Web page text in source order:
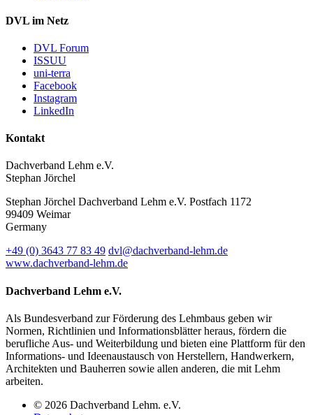
DVL im Netz
DVL Forum
ISSUU
uni-terra
Facebook
Instagram
LinkedIn
Kontakt
Dachverband Lehm e.V.
Stephan Jörchel
Stephan Jörchel Dachverband Lehm e.V. Postfach 1172
99409 Weimar
Germany
+49 (0) 3643 77 83 49 dvl@dachverband-lehm.de
www.dachverband-lehm.de
Dachverband Lehm e.V.
Als Bundesverband zur Förderung des Lehmbaus geben wir
Normen, Richtlinien und Informationsblätter heraus, fördern die
berufliche Aus- und Weiterbildung und bieten eine Plattform für den
Informations- und Ideenaustausch von Herstellern, Handwerkern,
Architekten und Bauherren sowie allen anderen, die mit Lehm
arbeiten.
© 2026 Dachverband Lehm. e.V.